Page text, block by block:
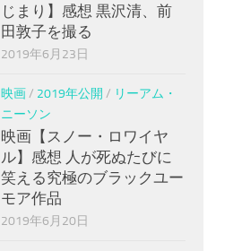
じまり】感想 黒沢清、前
田敦子を撮る
2019年6月23日
映画/ 2019年公開 / リーアム・
ニーソン
映画【スノー・ロワイヤ
ル】感想 人が死ぬたびに
笑える究極のブラックユー
モア作品
2019年6月20日